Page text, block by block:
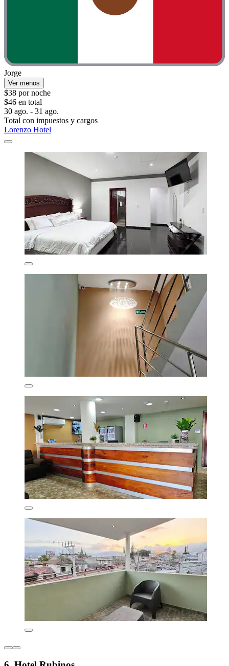
Jorge
Ver menos
$38 por noche
$46 en total
30 ago. - 31 ago.
Total con impuestos y cargos
Lorenzo Hotel